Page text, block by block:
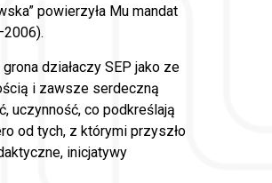
powierzyła Mu mandat
działaczy SEP jako ze
i zawsze serdeczną
uczynność, co podkreślają
od tych, z którymi przyszło
inicjatywy